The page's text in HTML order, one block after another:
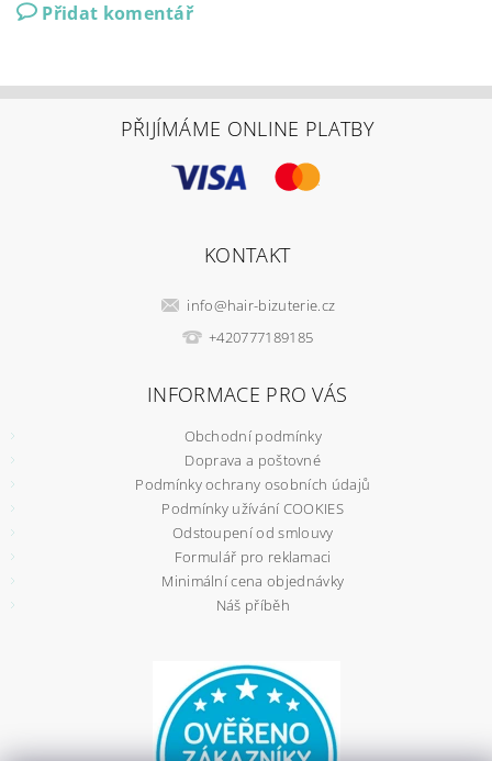
Přidat komentář
PŘIJÍMÁME ONLINE PLATBY
KONTAKT
info@hair-bizuterie.cz
+420777189185
INFORMACE PRO VÁS
Obchodní podmínky
Doprava a poštovné
Podmínky ochrany osobních údajů
Podmínky užívání COOKIES
Odstoupení od smlouvy
Formulář pro reklamaci
Minimální cena objednávky
Náš příběh